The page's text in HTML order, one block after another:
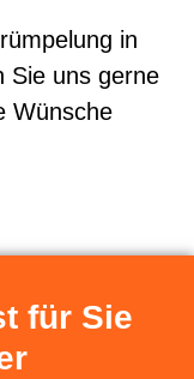
in
Sie uns gerne
Wünsche
für Sie